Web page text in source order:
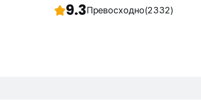
9.3Превосходно(2332)